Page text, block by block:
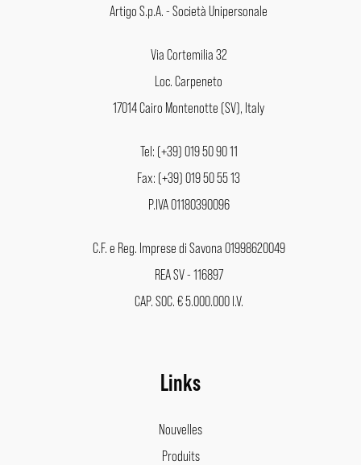
Artigo S.p.A. - Società Unipersonale
Via Cortemilia 32
Loc. Carpeneto
17014 Cairo Montenotte (SV), Italy
Tel: (+39) 019 50 90 11
Fax: (+39) 019 50 55 13
P.IVA 01180390096
C.F. e Reg. Imprese di Savona 01998620049
REA SV - 116897
CAP. SOC. € 5.000.000 I.V.
Links
Nouvelles
Produits